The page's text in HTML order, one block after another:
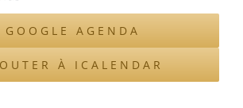
GOOGLE AGENDA
À ICALENDAR